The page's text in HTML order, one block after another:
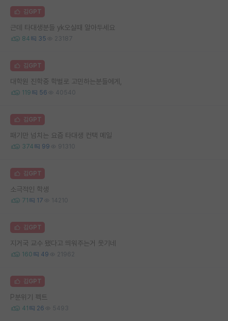
김GPT
근데 타대생분들 yk오실때 알아두세요
84 35 23187
김GPT
대학원 진학중 학벌로 고민하는분들에게,
119 56 40540
김GPT
패기만 넘치는 요즘 타대생 컨택 메일
374 99 91310
김GPT
소극적인 학생
71 17 14210
김GPT
지거국 교수 됐다고 띄워주는거 웃기네
160 49 21962
김GPT
P분위기 펙트
41 26 5493